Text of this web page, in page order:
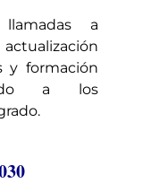
a
y formación
a los